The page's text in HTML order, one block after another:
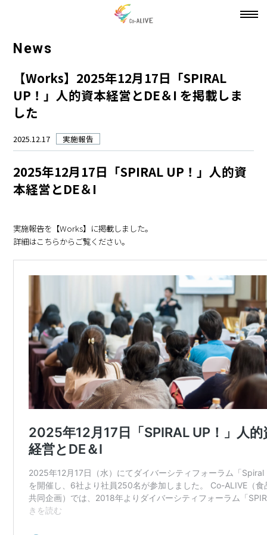
News
【Works】2025年12月17日「SPIRAL
UP！」人的資本経営とDE＆I を掲載しま
した
2025.12.17 実施報告
2025年12月17日「SPIRAL UP！」人的資
本経営とDE＆I
実施報告を【Works】に掲載しました。
詳細はこちらからご覧ください。